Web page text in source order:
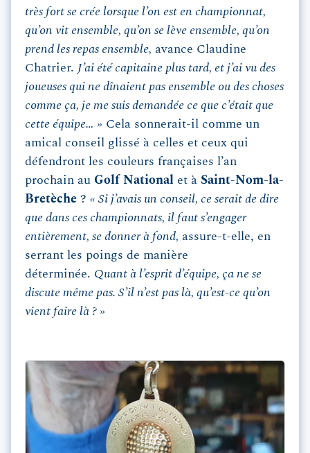
très fort se crée lorsque l’on est en championnat,
qu’on vit ensemble, qu’on se lève ensemble, qu’on
prend les repas ensemble, avance Claudine
Chatrier. J’ai été capitaine plus tard, et j’ai vu des
joueuses qui ne dînaient pas ensemble ou des choses
comme ça, je me suis demandée ce que c’était que
cette équipe… » Cela sonnerait-il comme un
amical conseil glissé à celles et ceux qui
défendront les couleurs françaises l’an
prochain au Golf National et à Saint-Nom-la-
Bretèche ? « Si j’avais un conseil, ce serait de dire
que dans ces championnats, il faut s’engager
entièrement, se donner à fond, assure-t-elle, en
serrant les poings de manière
déterminée. Quant à l’esprit d’équipe, ça ne se
discute même pas. S’il n’est pas là, qu’est-ce qu’on
vient faire là ? »